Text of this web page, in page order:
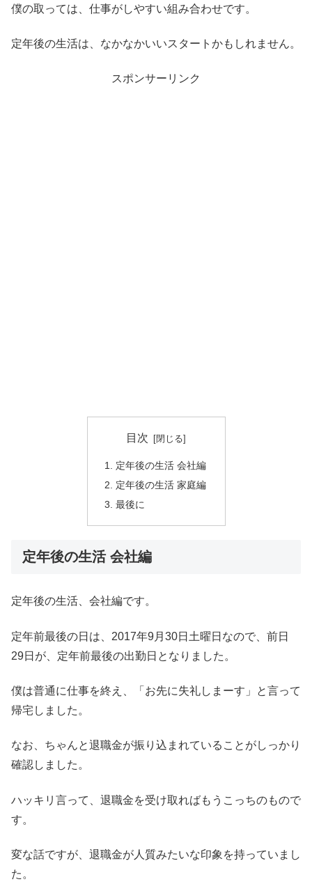
僕の取っては、仕事がしやすい組み合わせです。
定年後の生活は、なかなかいいスタートかもしれません。
スポンサーリンク
目次
定年後の生活 会社編
定年後の生活 家庭編
最後に
定年後の生活 会社編
定年後の生活、会社編です。
定年前最後の日は、2017年9月30日土曜日なので、前日
29日が、定年前最後の出勤日となりました。
僕は普通に仕事を終え、「お先に失礼しまーす」と言って
帰宅しました。
なお、ちゃんと退職金が振り込まれていることがしっかり
確認しました。
ハッキリ言って、退職金を受け取ればもうこっちのもので
す。
変な話ですが、退職金が人質みたいな印象を持っていまし
た。